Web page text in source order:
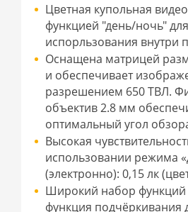
Цветная купольная
функцией "день/ночь" для
испорльзования внутри
Оснащена матрицей
и обеспечивает
разрешением 650 ТВЛ.
объектив 2.8 мм
оптимальный угол
Высокая
использовании режима
(электронно): 0,15 лк
Широкий набор функций
функция подчёркивания